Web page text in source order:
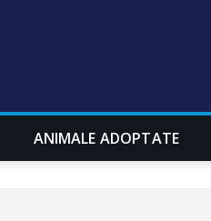
ANIMALE ADOPTATE